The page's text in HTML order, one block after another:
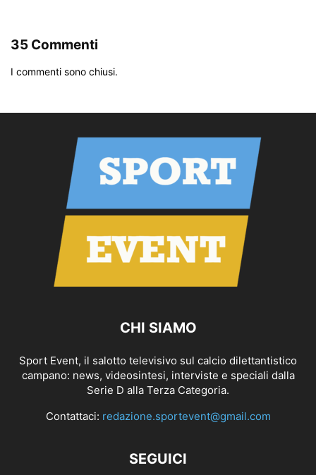
35 Commenti
I commenti sono chiusi.
CHI SIAMO
Sport Event, il salotto televisivo sul calcio dilettantistico
campano: news, videosintesi, interviste e speciali dalla
Serie D alla Terza Categoria.
Contattaci: redazione.sportevent@gmail.com
SEGUICI